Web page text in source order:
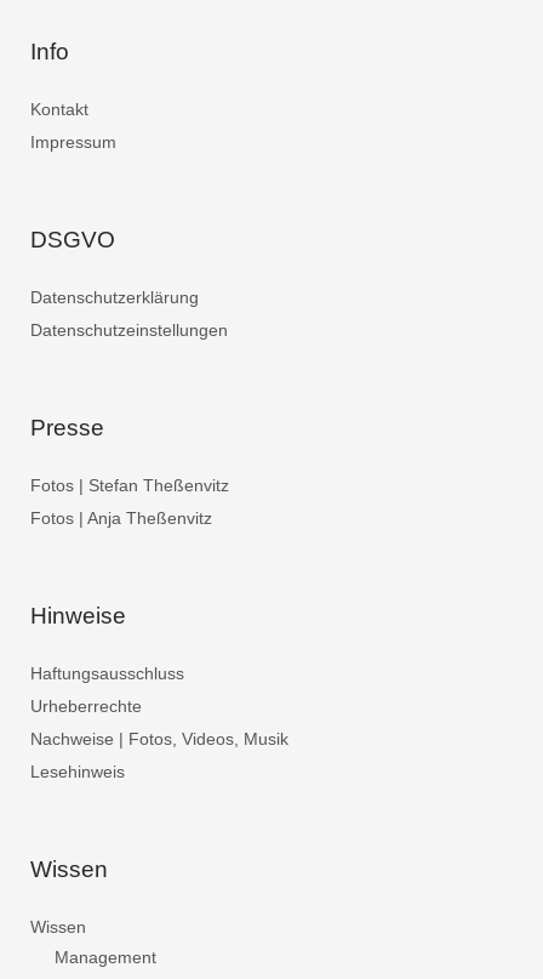
Info
Kontakt
Impressum
DSGVO
Datenschutzerklärung
Datenschutzeinstellungen
Presse
Fotos | Stefan Theßenvitz
Fotos | Anja Theßenvitz
Hinweise
Haftungsausschluss
Urheberrechte
Nachweise | Fotos, Videos, Musik
Lesehinweis
Wissen
Wissen
Management